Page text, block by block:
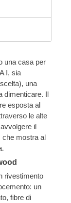
una casa per
I, sia
una
dimenticare. Il
esposta al
le alte
il
che mostra al
rivestimento
un
fibre di